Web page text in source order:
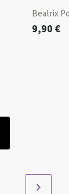
Beatrix
9,90 €